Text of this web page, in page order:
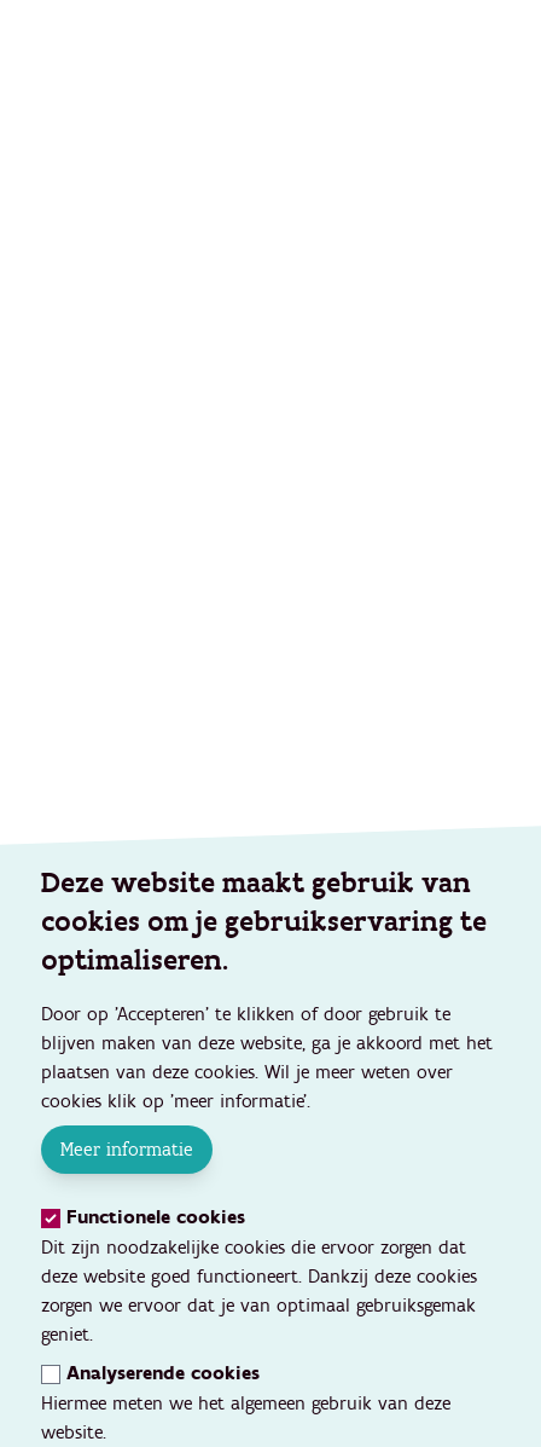
Deze website maakt gebruik van
cookies om je gebruikservaring te
optimaliseren.
Door op 'Accepteren' te klikken of door gebruik te
blijven maken van deze website, ga je akkoord met het
plaatsen van deze cookies. Wil je meer weten over
cookies klik op 'meer informatie'.
Meer informatie
Functionele cookies
Dit zijn noodzakelijke cookies die ervoor zorgen dat
deze website goed functioneert. Dankzij deze cookies
zorgen we ervoor dat je van optimaal gebruiksgemak
geniet.
Analyserende cookies
Hiermee meten we het algemeen gebruik van deze
website.